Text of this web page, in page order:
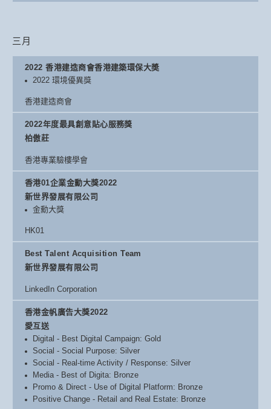
三月
2022 香港建造商會香港建築環保大奬
2022 環境優異獎
香港建造商會
2022年度最具創意貼心服務獎
柏傲莊
香港專業驗樓學會
香港01企業金勳大獎2022
新世界發展有限公司
金勳大獎
HK01
Best Talent Acquisition Team
新世界發展有限公司
LinkedIn Corporation
香港金帆廣告大獎2022
愛互送
Digital - Best Digital Campaign: Gold
Social - Social Purpose: Silver
Social - Real-time Activity / Response: Silver
Media - Best of Digita: Bronze
Promo & Direct - Use of Digital Platform: Bronze
Positive Change - Retail and Real Estate: Bronze